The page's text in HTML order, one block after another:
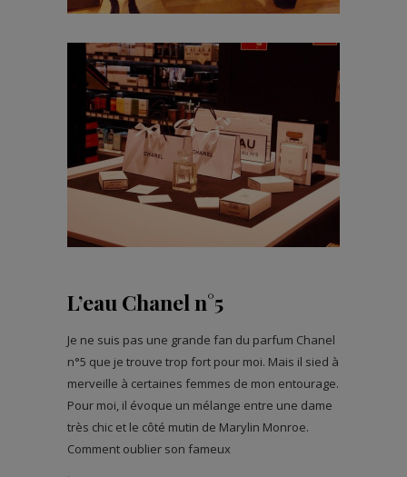
L’eau Chanel n°5
Je ne suis pas une grande fan du parfum Chanel
n°5 que je trouve trop fort pour moi. Mais il sied à
merveille à certaines femmes de mon entourage.
Pour moi, il évoque un mélange entre une dame
très chic et le côté mutin de Marylin Monroe.
Comment oublier son fameux